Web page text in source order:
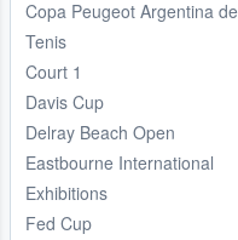
Copa Peugeot Argentina de
Tenis
Court 1
Davis Cup
Delray Beach Open
Eastbourne International
Exhibitions
Fed Cup